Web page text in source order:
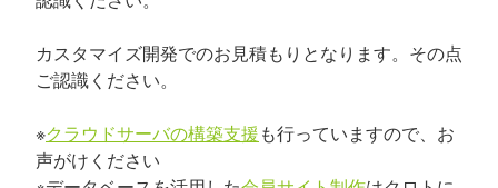
カスタマイズ開発でのお見積もりとなります。その点
ご認識ください。
※クラウドサーバの構築支援も行っていますので、お
声がけください